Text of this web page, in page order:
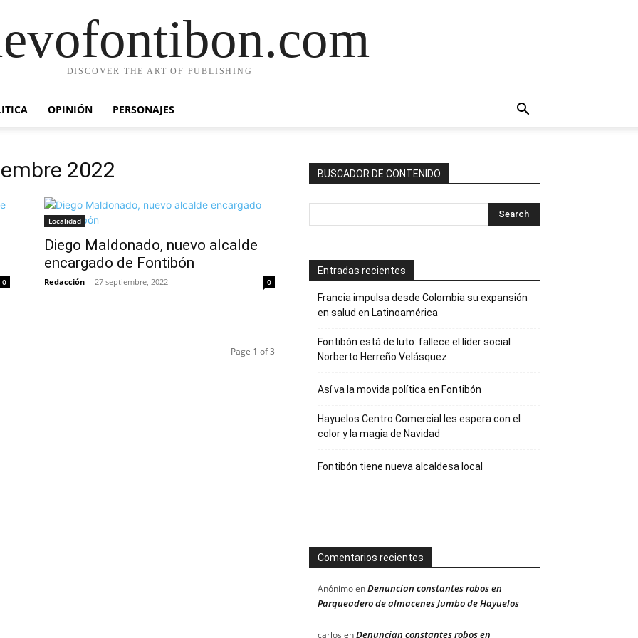
DISCOVER THE ART OF PUBLISHING
OPINIÓN PERSONAJES
2022
0
Localidad
Diego Maldonado, nuevo alcalde
encargado de Fontibón
Redacción - 27 septiembre, 2022 0
Page 1 of 3
BUSCADOR DE CONTENIDO
Entradas recientes
Francia impulsa desde Colombia su expansión
en salud en Latinoamérica
Fontibón está de luto: fallece el líder social
Norberto Herreño Velásquez
Así va la movida política en Fontibón
Hayuelos Centro Comercial les espera con el
color y la magia de Navidad
Fontibón tiene nueva alcaldesa local
Comentarios recientes
AnónimoenDenuncian constantes robos en
Parqueadero de almacenes Jumbo de Hayuelos
carlos enDenuncian constantes robos en